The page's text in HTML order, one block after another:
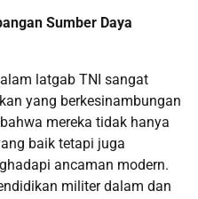
Sumber Daya
latgab TNI sangat
yang berkesinambungan
mereka tidak hanya
baik tetapi juga
ancaman modern.
militer dalam dan